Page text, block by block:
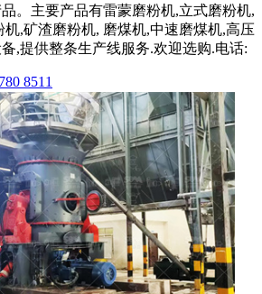
。主要产品有雷蒙磨粉机,立式磨粉机,
机,矿渣磨粉机, 磨煤机,中速磨煤机,高压
,提供整条生产线服务.欢迎选购.电话:
8511